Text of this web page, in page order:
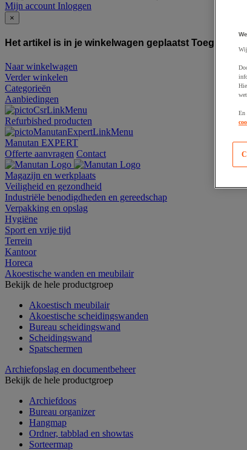
Mijn account Inloggen
×
Het artikel is in je winkelwagen geplaatst
Naar winkelwagen
Verder winkelen
Categorieën
Aanbiedingen
Refurbished producten
Manutan EXPERT
Offerte aanvragen Contact
Magazijn en werkplaats
Veiligheid en gezondheid
Industriële benodigdheden en gereedschap
Verpakking en opslag
Hygiëne
Sport en vrije tijd
Terrein
Kantoor
Horeca
Akoestische wanden en meubilair
Bekijk de hele productgroep
Akoestisch meubilair
Akoestische scheidingswanden
Bureau scheidingswand
Scheidingswand
Spatschermen
Archiefopslag en documentbeheer
Bekijk de hele productgroep
Archiefdoos
Bureau organizer
Hangmap
Ordner, tabblad en showtas
Sorteermap
En